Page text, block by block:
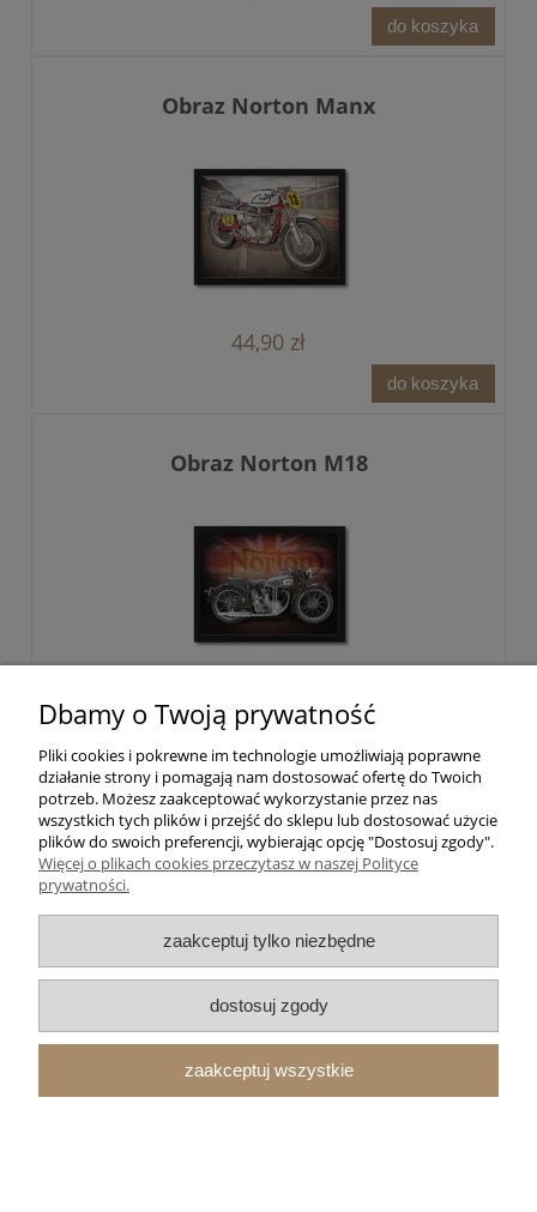
do koszyka
Obraz Norton Manx
44,90 zł
do koszyka
Obraz Norton M18
Kubek ceramiczny Shl M17 Gazela
29,90 zł
do koszyka
Dbamy o Twoją prywatność
Pliki cookies i pokrewne im technologie umożliwiają poprawne
działanie strony i pomagają nam dostosować ofertę do Twoich
potrzeb. Możesz zaakceptować wykorzystanie przez nas
wszystkich tych plików i przejść do sklepu lub dostosować użycie
plików do swoich preferencji, wybierając opcję "Dostosuj zgody".
Więcej o plikach cookies przeczytasz w naszej Polityce
prywatności.
zaakceptuj tylko niezbędne
dostosuj zgody
zaakceptuj wszystkie